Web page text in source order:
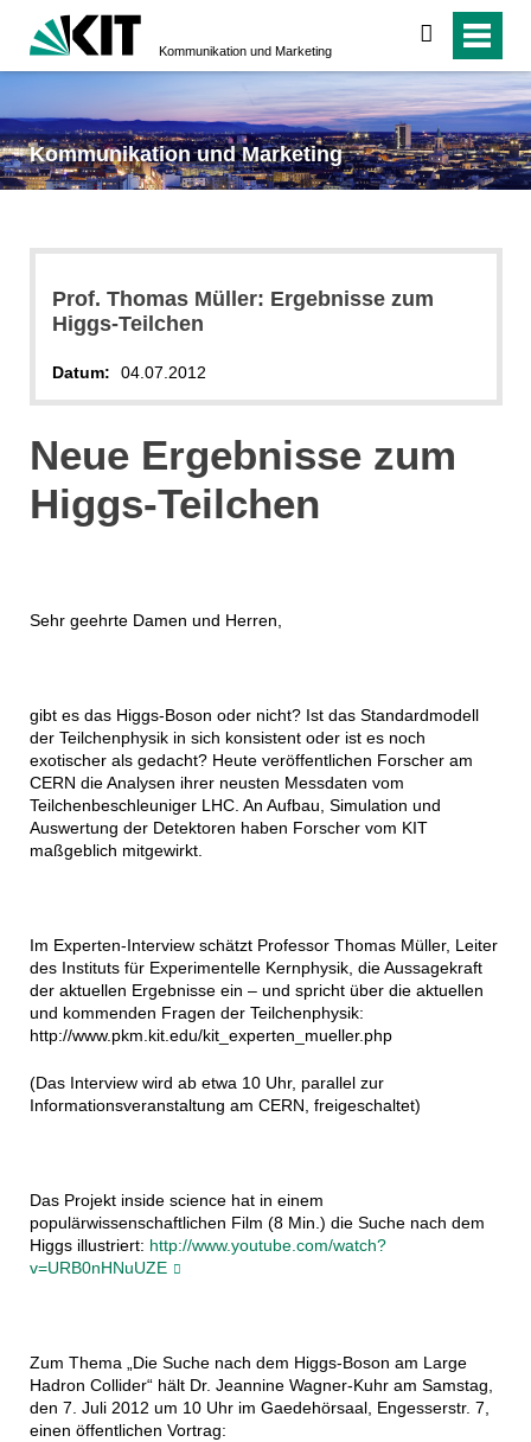
Kommunikation und Marketing
suchen
Kommunikation und Marketing
Prof. Thomas Müller: Ergebnisse zum
Higgs-Teilchen
Datum: 04.07.2012
Neue Ergebnisse zum
Higgs-Teilchen
Sehr geehrte Damen und Herren,
gibt es das Higgs-Boson oder nicht? Ist das Standardmodell
der Teilchenphysik in sich konsistent oder ist es noch
exotischer als gedacht? Heute veröffentlichen Forscher am
CERN die Analysen ihrer neusten Messdaten vom
Teilchenbeschleuniger LHC. An Aufbau, Simulation und
Auswertung der Detektoren haben Forscher vom KIT
maßgeblich mitgewirkt.
Im Experten-Interview schätzt Professor Thomas Müller, Leiter
des Instituts für Experimentelle Kernphysik, die Aussagekraft
der aktuellen Ergebnisse ein – und spricht über die aktuellen
und kommenden Fragen der Teilchenphysik:
http://www.pkm.kit.edu/kit_experten_mueller.php
(Das Interview wird ab etwa 10 Uhr, parallel zur
Informationsveranstaltung am CERN, freigeschaltet)
Das Projekt inside science hat in einem
populärwissenschaftlichen Film (8 Min.) die Suche nach dem
Higgs illustriert: http://www.youtube.com/watch?
v=URB0nHNuUZE
Zum Thema „Die Suche nach dem Higgs-Boson am Large
Hadron Collider“ hält Dr. Jeannine Wagner-Kuhr am Samstag,
den 7. Juli 2012 um 10 Uhr im Gaedehörsaal, Engesserstr. 7,
einen öffentlichen Vortrag: